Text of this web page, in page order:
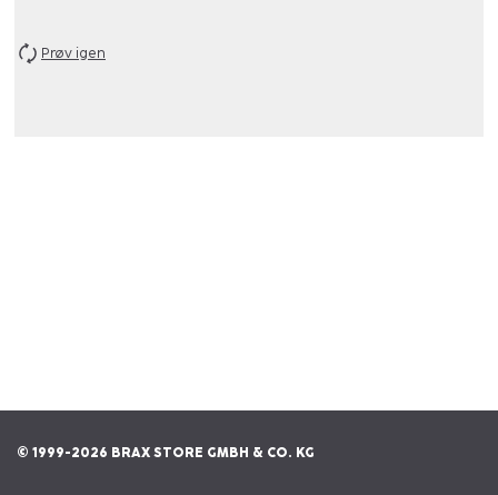
Prøv igen
© 1999-2026 BRAX STORE GMBH & CO. KG